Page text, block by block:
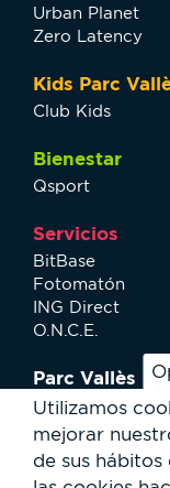
Utilizamos
mejorar
de sus hábitos
Urban Planet
Zero Latency
Kids Parc
Club Kids
Bienestar
Qsport
Servicios
BitBase
Fotomatón
ING Direct
O.N.C.E.
Parc Vallès
¿Cómo llegar?
Mapa
Actividades